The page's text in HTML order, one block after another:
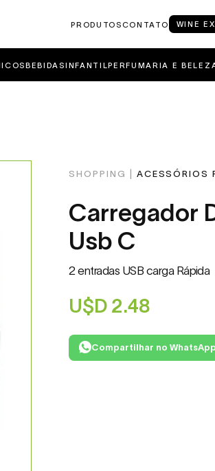
PRODUTOS
BEBIDASINFANTILPERFUMARIA E
CONTATO WINE
SHOPPING | ACESSÓRIOS
Carregador De Parede + Cabo
Usb C
2 entradas USB carga Rápida
U$D2.48
Compartilhar no